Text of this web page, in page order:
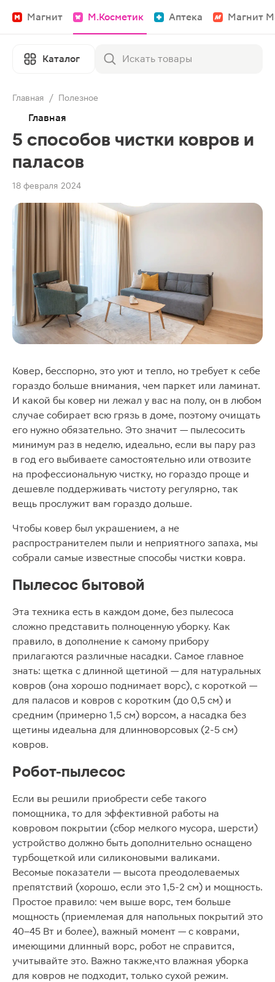
Магнит М.Косметик Аптека Магнит
Каталог
Главная / Полезное
Главная
5 способов чистки ковров и
паласов
18 февраля 2024
Ковер, бесспорно, это уют и тепло, но требует к себе
гораздо больше внимания, чем паркет или ламинат.
И какой бы ковер ни лежал у вас на полу, он в любом
случае собирает всю грязь в доме, поэтому очищать
его нужно обязательно. Это значит — пылесосить
минимум раз в неделю, идеально, если вы пару раз
в год его выбиваете самостоятельно или отвозите
на профессиональную чистку, но гораздо проще и
дешевле поддерживать чистоту регулярно, так
вещь прослужит вам гораздо дольше.
Чтобы ковер был украшением, а не
распространителем пыли и неприятного запаха, мы
собрали самые известные способы чистки ковра.
Пылесос бытовой
Эта техника есть в каждом доме, без пылесоса
сложно представить полноценную уборку. Как
правило, в дополнение к самому прибору
прилагаются различные насадки. Самое главное
знать: щетка с длинной щетиной — для натуральных
ковров (она хорошо поднимает ворс), с короткой —
для паласов и ковров с коротким (до 0,5 см) и
средним (примерно 1,5 см) ворсом, а насадка без
щетины идеальна для длинноворсовых (2-5 см)
ковров.
Робот-пылесос
Если вы решили приобрести себе такого
помощника, то для эффективной работы на
ковровом покрытии (сбор мелкого мусора, шерсти)
устройство должно быть дополнительно оснащено
турбощеткой или силиконовыми валиками.
Весомые показатели — высота преодолеваемых
препятствий (хорошо, если это 1,5-2 см) и мощность.
Простое правило: чем выше ворс, тем больше
мощность (приемлемая для напольных покрытий это
40–45 Вт и более), важный момент — с коврами,
имеющими длинный ворс, робот не справится,
учитывайте это. Важно также,что влажная уборка
для ковров не подходит, только сухой режим.